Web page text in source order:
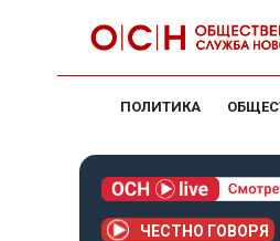
ПОЛИТИКА
ЧЕСТНО ГОВОРЯ